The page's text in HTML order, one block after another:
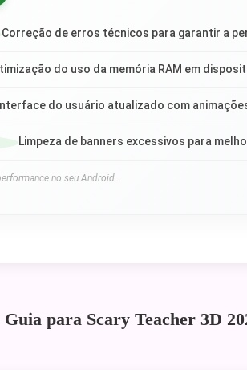
Correção de erros técnicos para garantir a
do uso da memória RAM em
Interface do usuário atualizado com
Limpeza de banners excessivos para
no seu Android.
Guia para Scary Teacher 3D